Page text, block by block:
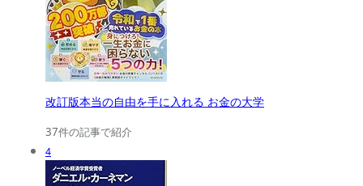
改訂版本当の自由を手に入れる お金の大学
37件の記事で紹介
4